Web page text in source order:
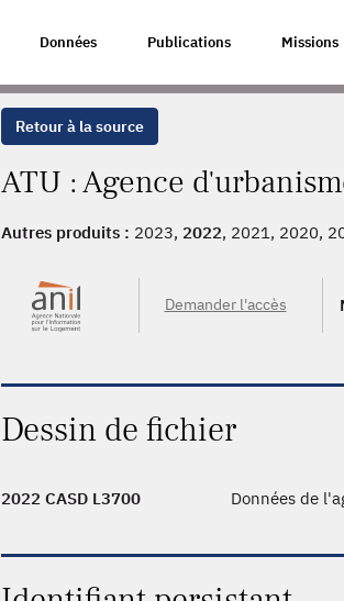
Données Publications Missions
Retour à la source
ATU : Agence
Autres produits : 2023, 2022, 2021, 2020,
Demander l'accès
Dessin de fichier
2022 CASD L3700 Données de